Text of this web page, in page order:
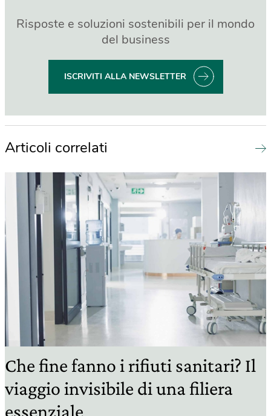
Risposte e soluzioni sostenibili per il mondo
del business
Articoli correlati
Che fine fanno i rifiuti sanitari? Il
viaggio invisibile di una filiera
essenziale